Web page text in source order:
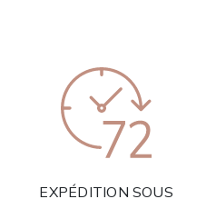
EXPÉDITION SOUS